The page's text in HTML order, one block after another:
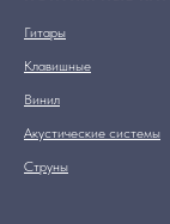
Гитары
Клавишные
Винил
Акустические системы
Струны